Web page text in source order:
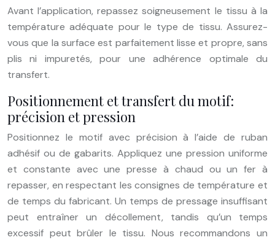
Avant l’application, repassez soigneusement le tissu à la
température adéquate pour le type de tissu. Assurez-
vous que la surface est parfaitement lisse et propre, sans
plis ni impuretés, pour une adhérence optimale du
transfert.
Positionnement et transfert du motif:
précision et pression
Positionnez le motif avec précision à l’aide de ruban
adhésif ou de gabarits. Appliquez une pression uniforme
et constante avec une presse à chaud ou un fer à
repasser, en respectant les consignes de température et
de temps du fabricant. Un temps de pressage insuffisant
peut entraîner un décollement, tandis qu’un temps
excessif peut brûler le tissu. Nous recommandons un